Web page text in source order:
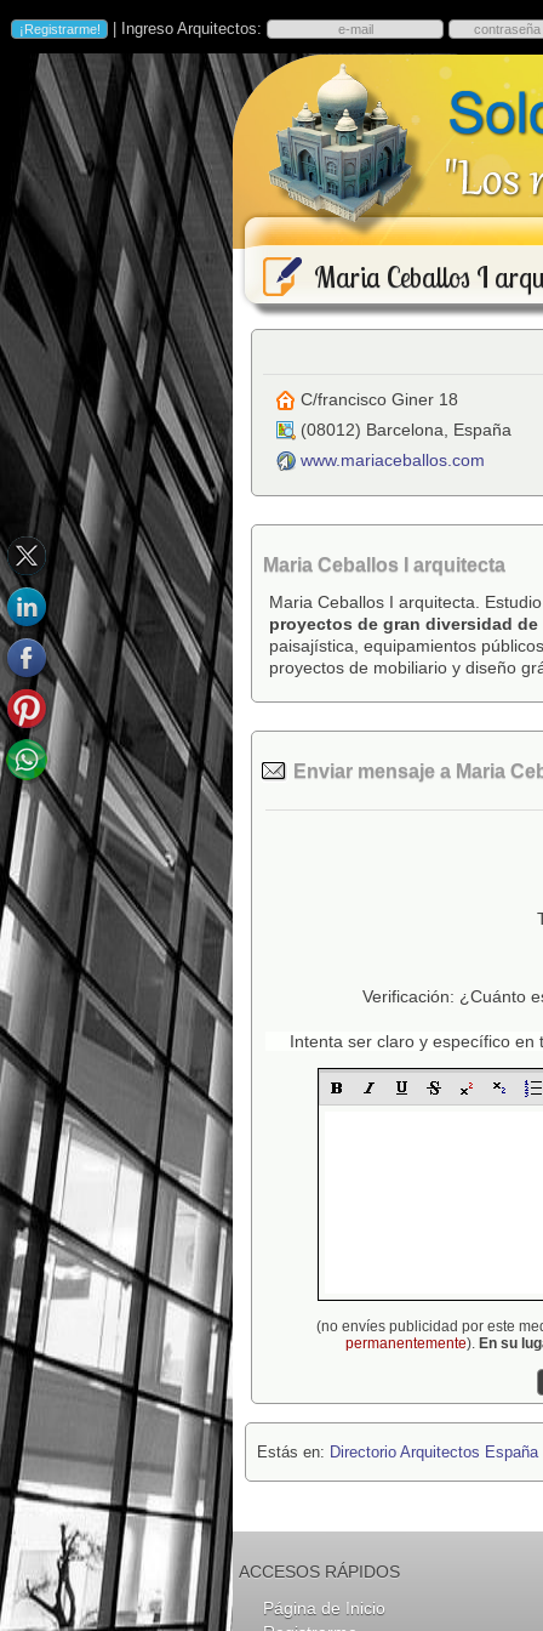
| Ingreso Arquitectos:
Maria Ceballos I
C/francisco Giner 18
(08012) Barcelona
España
www.mariaceballos.com
Maria Ceballos I arquitecta
Maria Ceballos I arquitecta.
proyectos de gran diversidad
paisajística, equipamientos
proyectos de mobiliario y diseño
Enviar mensaje a Maria
Verificación: ¿Cuánto
Intenta ser claro y específico
(no envíes publicidad por este
permanentemente). En su
Estás en: Directorio Arquitectos España
ACCESOS RÁPIDOS
Página de Inicio